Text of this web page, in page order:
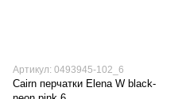
Артикул: 0493945-102_6
Cairn перчатки Elena W black-